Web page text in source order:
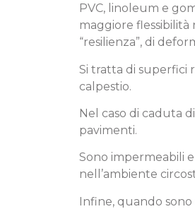
PVC, linoleum e
maggiore
“resilienza”, di
Si tratta di superfici
calpestio.
Nel caso di caduta
pavimenti.
Sono impermeabili
nell’ambiente
Infine, quando